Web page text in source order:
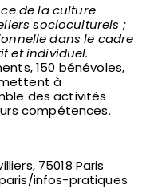
de la culture
socioculturels ;
dans le cadre
et individuel.
150 bénévoles,
à
des activités
compétences.
75018 Paris
infos-pratiques